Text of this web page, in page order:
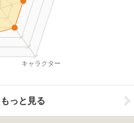
キャラクター
っと見る